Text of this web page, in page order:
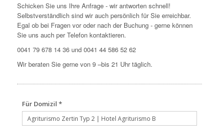
Schicken Sie uns Ihre Anfrage - wir antworten schnell!
Selbstverständlich sind wir auch persönlich für Sie erreichbar.
Egal ob bei Fragen vor oder nach der Buchung - gerne können
Sie uns auch per Telefon kontaktieren.
0041 79 678 14 36 und 0041 44 586 52 62
Wir beraten Sie gerne von 9 –bis 21 Uhr täglich.
Für Domizil *